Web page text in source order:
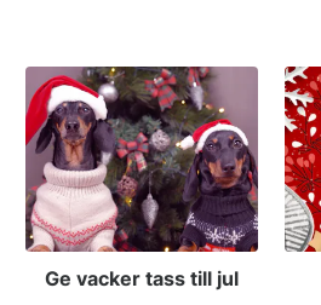
Ge vacker tass till jul